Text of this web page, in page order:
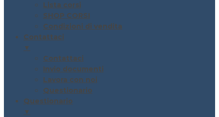
Lista corsi
SHOP CORSI
Condizioni di vendita
Contattaci
▼
Contattaci
Invio documenti
Lavora con noi
Questionario
Questionario
▼